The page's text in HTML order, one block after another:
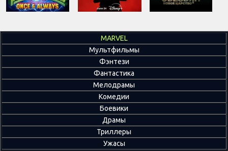
MARVEL
Мультфильмы
Фэнтези
Фантастика
Мелодрамы
Комедии
Боевики
Драмы
Триллеры
Ужасы